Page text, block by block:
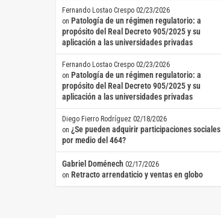
Fernando Lostao Crespo 02/23/2026
on Patología de un régimen regulatorio: a
propósito del Real Decreto 905/2025 y su
aplicación a las universidades privadas
Fernando Lostao Crespo 02/23/2026
on Patología de un régimen regulatorio: a
propósito del Real Decreto 905/2025 y su
aplicación a las universidades privadas
Diego Fierro Rodríguez 02/18/2026
on ¿Se pueden adquirir participaciones sociales
por medio del 464?
Gabriel Doménech 02/17/2026
on Retracto arrendaticio y ventas en globo